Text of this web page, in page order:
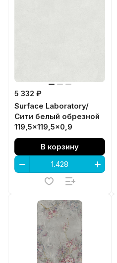
5 332 ₽
Surface Laboratory/
Сити белый обрезной
119,5x119,5x0,9
В корзину